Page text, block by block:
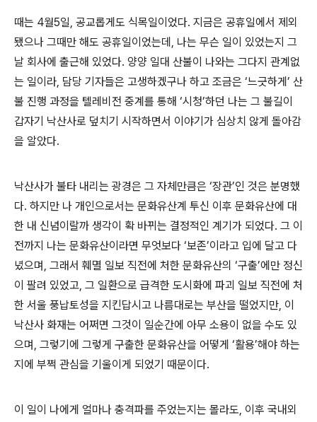
때는 4월5일, 공교롭게도 식목일이었다. 지금은 공휴일에서 제외
됐으나 그때만 해도 공휴일이었는데, 나는 무슨 일이 있었는지 그
날 회사에 출근해 있었다. 양양 일대 산불이 나와는 그다지 관계없
는 일이라, 담당 기자들은 고생하겠구나 하고 조금은 ‘느긋하게’ 산
불 진행 과정을 텔레비전 중계를 통해 ‘시청’하던 나는 그 불길이
갑자기 낙산사로 덮치기 시작하면서 이야기가 심상치 않게 돌아감
을 알았다.
낙산사가 불타 내리는 광경은 그 자체만큼은 ‘장관’인 것은 분명했
다. 하지만 나 개인으로서는 문화유산계 투신 이후 문화유산에 대
한 내 신념이랄까 생각이 확 바뀌는 결정적인 계기가 되었다. 그 이
전까지 나는 문화유산이라면 무엇보다 ‘보존’이라고 입에 달고 다
녔으며, 그래서 훼멸 일보 직전에 처한 문화유산의 ‘구출’에만 정신
이 팔려 있었고, 그 일환으로 급격한 도시화에 파괴 일보 직전에 처
한 서울 풍납토성을 지킨답시고 나름대로는 부산을 떨었지만, 이
낙산사 화재는 어쩌면 그것이 일순간에 아무 소용이 없을 수도 있
으며, 그렇기에 그렇게 구출한 문화유산을 어떻게 ‘활용’해야 하는
지에 부쩍 관심을 기울이게 되었기 때문이다.
이 일이 나에게 얼마나 충격파를 주었는지는 몰라도, 이후 국내외